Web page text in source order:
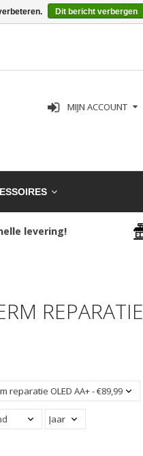
MIJN ACCOUNT
levering!
Dit bericht verbergen